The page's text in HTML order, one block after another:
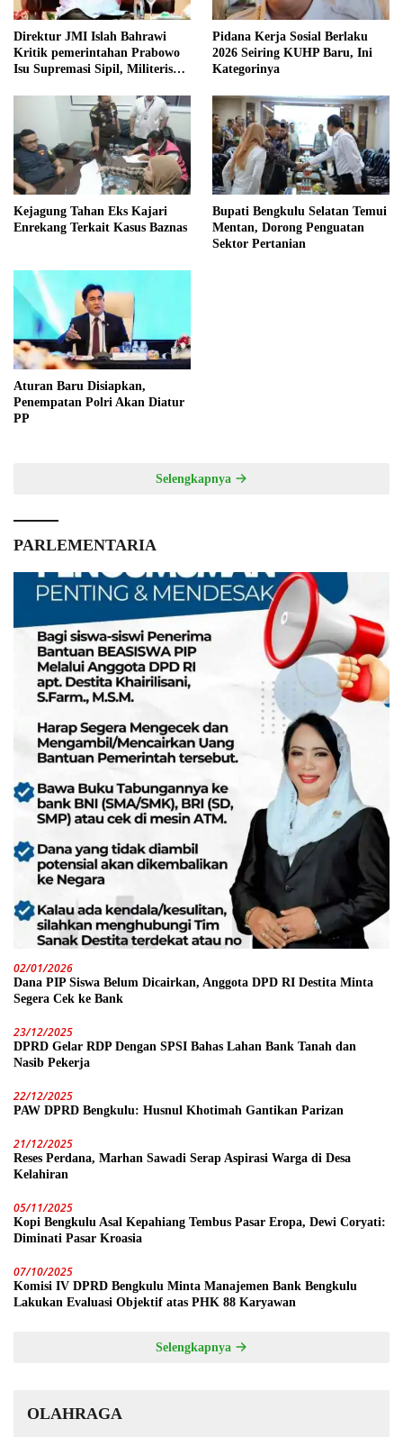
Direktur JMI Islah Bahrawi
Kritik pemerintahan Prabowo
Isu Supremasi Sipil, Militerisasi,
Pidana Kerja Sosial Berlaku
2026 Seiring KUHP Baru, Ini
Kategorinya
Kejagung Tahan Eks Kajari
Enrekang Terkait Kasus Baznas
Bupati Bengkulu Selatan Temui
Mentan, Dorong Penguatan
Sektor Pertanian
Aturan Baru Disiapkan,
Penempatan Polri Akan Diatur
PP
Selengkapnya
PARLEMENTARIA
02/01/2026
Dana PIP Siswa Belum Dicairkan, Anggota DPD RI Destita Minta
Segera Cek ke Bank
23/12/2025
DPRD Gelar RDP Dengan SPSI Bahas Lahan Bank Tanah dan
Nasib Pekerja
22/12/2025
PAW DPRD Bengkulu: Husnul Khotimah Gantikan Parizan
21/12/2025
Reses Perdana, Marhan Sawadi Serap Aspirasi Warga di Desa
Kelahiran
05/11/2025
Kopi Bengkulu Asal Kepahiang Tembus Pasar Eropa, Dewi Coryati:
Diminati Pasar Kroasia
07/10/2025
Komisi IV DPRD Bengkulu Minta Manajemen Bank Bengkulu
Lakukan Evaluasi Objektif atas PHK 88 Karyawan
Selengkapnya
OLAHRAGA